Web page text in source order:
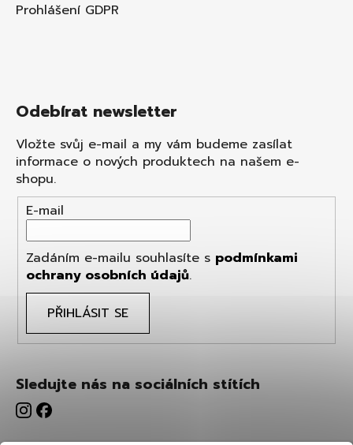
Prohlášení GDPR
Odebírat newsletter
Vložte svůj e-mail a my vám budeme zasílat
informace o nových produktech na našem e-
shopu.
E-mail
Zadáním e-mailu souhlasíte s podmínkami
ochrany osobních údajů.
PŘIHLÁSIT SE
Sledujte nás na sociálních stítích